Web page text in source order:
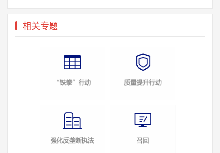
关于开展《厨卫产品场景定制服务规范》团体标准
中国质量万里行促进会关于开展线上普法知识答题
关于征集《优质通信服务规范》标准起草单位和起
相关专题